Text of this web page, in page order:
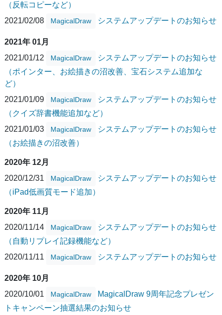
（反転コピーなど）
2021/02/08
MagicalDraw システムアップデートのお知らせ
2021年 01月
2021/01/12
MagicalDraw
システムアップデートのお知らせ
（ポインター、お絵描きの沼改善、宝石システム追加な
ど）
2021/01/09
MagicalDraw
システムアップデートのお知らせ
（クイズ辞書機能追加など）
2021/01/03
MagicalDraw
システムアップデートのお知らせ
（お絵描きの沼改善）
2020年 12月
2020/12/31
MagicalDraw
システムアップデートのお知らせ
（iPad低画質モード追加）
2020年 11月
2020/11/14
MagicalDraw
システムアップデートのお知らせ
（自動リプレイ記録機能など）
2020/11/11
MagicalDraw システムアップデートのお知らせ
2020年 10月
2020/10/01
MagicalDraw
MagicalDraw 9周年記念プレゼン
トキャンペーン抽選結果のお知らせ